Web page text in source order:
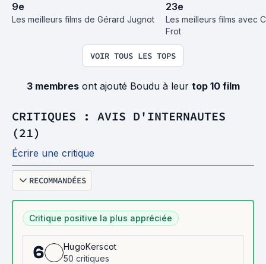
9e
Les meilleurs films de Gérard Jugnot
23e
Les meilleurs films avec
Frot
VOIR TOUS LES TOPS
3 membresont ajouté Boudu à leur top 10 film
CRITIQUES : AVIS D'INTERNAUTES
(21)
Écrire une critique
RECOMMANDÉES
Critique positive la plus appréciée
6
HugoKerscot
50 critiques